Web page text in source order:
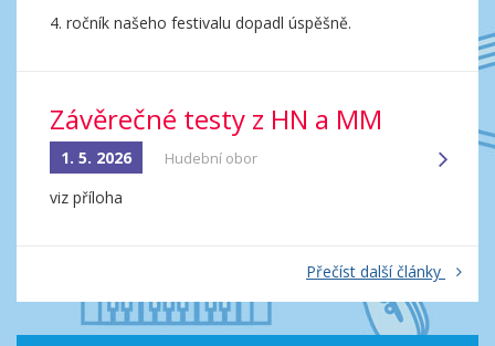
4. ročník našeho festivalu dopadl úspěšně.
Závěrečné testy z HN a MM
1. 5. 2026 Hudební obor
viz příloha
Přečíst další články